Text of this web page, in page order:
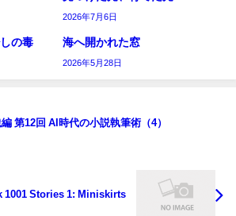
2026年7月6日
の毒 海へ開かれた窓
2026年5月28日
実践編 第12回 AI時代の小説執筆術（4）
1001 Stories 1: Miniskirts